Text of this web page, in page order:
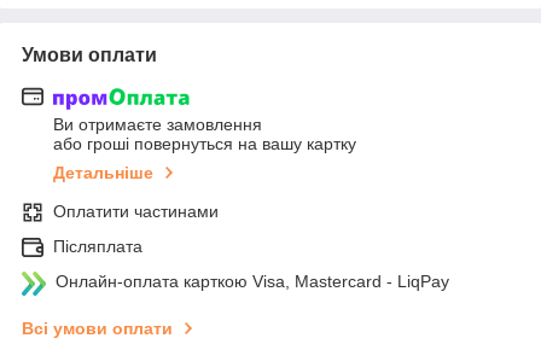
Умови оплати
Ви отримаєте замовлення
або гроші повернуться на вашу картку
Детальніше
Оплатити частинами
Післяплата
Онлайн-оплата карткою Visa, Mastercard - LiqPay
Всі умови оплати